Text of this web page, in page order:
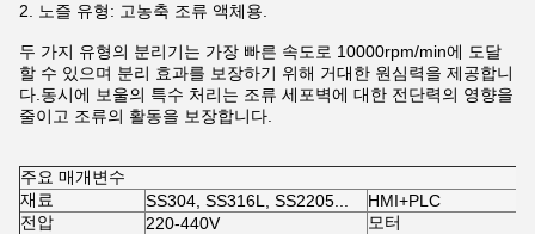
2. 노즐 유형: 고농축 조류 액체용.
두 가지 유형의 분리기는 가장 빠른 속도로 10000rpm/min에 도달
할 수 있으며 분리 효과를 보장하기 위해 거대한 원심력을 제공합니
다.동시에 보울의 특수 처리는 조류 세포벽에 대한 전단력의 영향을
줄이고 조류의 활동을 보장합니다.
주요 매개변수
재료
SS304, SS316L, SS2205...
HMI+PLC
전압
220-440V
모터